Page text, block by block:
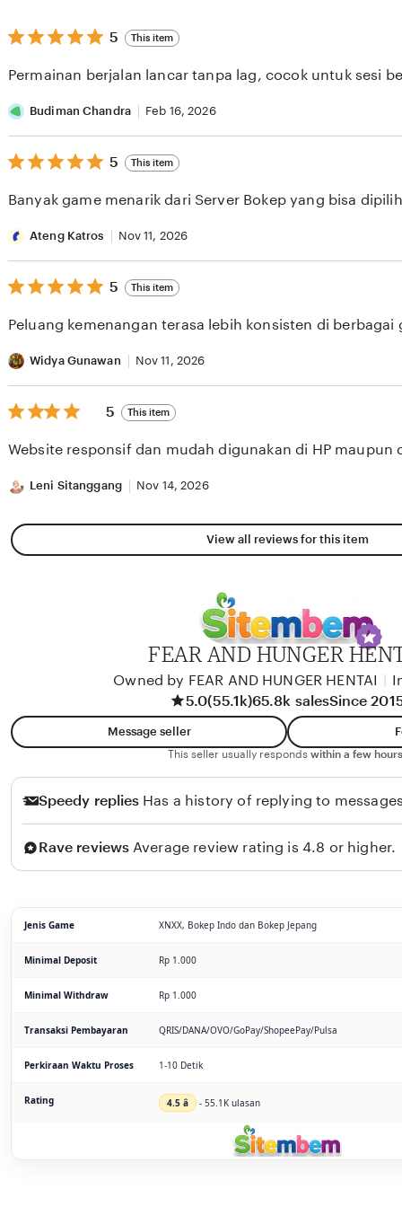
5
out
5
5 This item
Permainan berjalan lancar tanpa lag, cocok untuk sesi
Budiman Chandra Feb 16, 2026
5
out
5
5 This item
Banyak game menarik dari Server Bokep yang bisa
Ateng Katros Nov 11, 2026
5
out
5
5 This item
Peluang kemenangan terasa lebih konsisten di berbagai
Widya Gunawan Nov 11, 2026
5
out
5
5 This item
Website responsif dan mudah digunakan di HP maupun
Leni Sitanggang Nov 14, 2026
View all reviews for this item
FEAR AND HUNGER
Owned by FEAR AND HUNGER HENTAI
5.0(55.1k)65.8k salesSince
Message seller
This seller usually responds within a few
Speedy replies Has a history of replying to
Rave reviews Average review rating is 4.8 or higher.
Jenis Game XNXX, Bokep Indo dan Bokep Jepang
Minimal Deposit Rp 1.000
Minimal Withdraw Rp 1.000
Transaksi Pembayaran QRIS/DANA/OVO/GoPay/ShopeePay/Pulsa
Perkiraan Waktu Proses 1-10 Detik
Rating 4.5 â­ - 55.1K ulasan